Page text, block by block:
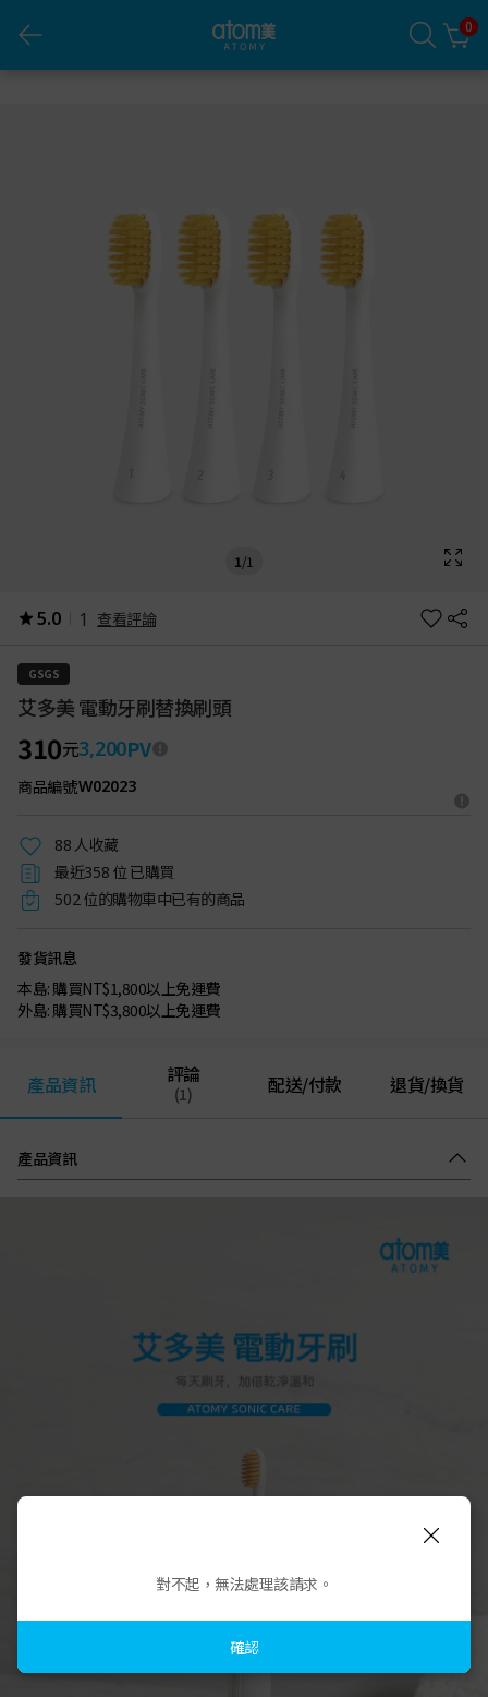
0
艾多美 電動牙刷替換刷頭
1/1
5.0 1 查看評論
GSGS
艾多美 電動牙刷替換刷頭
310元3,200PV
商品編號W02023
88 人收藏
最近358 位 已購買
502位的購物車中已有的商品
發貨訊息
本島: 購買NT$1,800以上免運費
外島: 購買NT$3,800以上免運費
產品資訊 評論
(1) 配送/付款 退貨/換貨
產品資訊
對不起，無法處理該請求。
確認